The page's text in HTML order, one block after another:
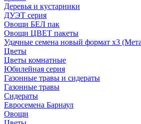
Деревья и кустарники
ДУЭТ серия
Овощи БЕЛ пак
Овощи ЦВЕТ пакеты
Удачные семена новый формат х3
Цветы
Цветы комнатные
Юбилейная серия
Газонные травы и сидераты
Газонные травы
Сидераты
Евросемена Барнаул
Овощи